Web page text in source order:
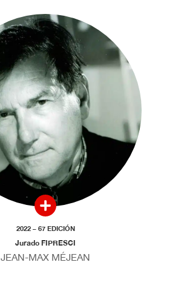
2022 – 67 EDICIÓN
Jurado FIPRESCI
JEAN-MAX MÉJEAN